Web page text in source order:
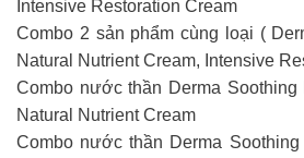
Intensive Restoration Cream
Combo 2 sản phẩm cùng loại (
Natural Nutrient Cream, Intensive
Combo nước thần Derma Soothing
Natural Nutrient Cream
Combo nước thần Derma